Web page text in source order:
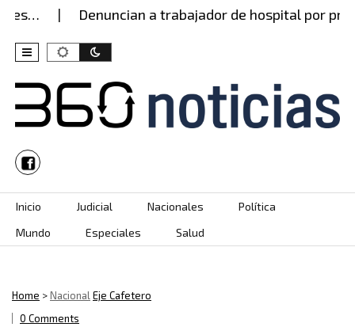
Denuncian a trabajador de hospital por
Skip to content
Inicio Judicial Nacionales
Política
Mundo
Especiales Salud
Home >NacionalEje Cafetero
0 Comments